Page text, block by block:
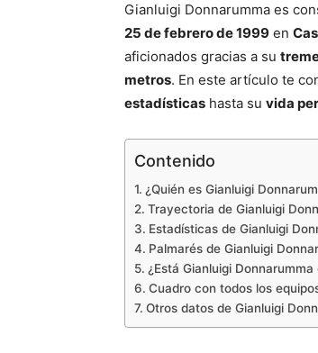
Gianluigi Donnarumma es
25 de febrero de 1999 en
aficionados gracias a su
metros. En este artículo te
estadísticas hasta su vida
Contenido
¿Quién es Gianluigi
Trayectoria de Gianluigi
Estadísticas de Gianluigi
Palmarés de Gianluigi
¿Está Gianluigi Donnarumma
Cuadro con todos los
Otros datos de Gianluigi